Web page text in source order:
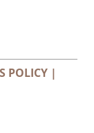
POLICY |